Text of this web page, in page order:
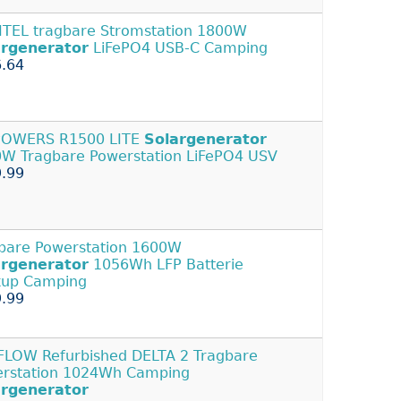
tragbare Stromstation 1800W
LiFePO4 USB-C Camping
R1500 LITE Solargenerator
Tragbare Powerstation LiFePO4 USV
Powerstation 1600W
1056Wh LFP Batterie
Camping
Refurbished DELTA 2 Tragbare
1024Wh Camping